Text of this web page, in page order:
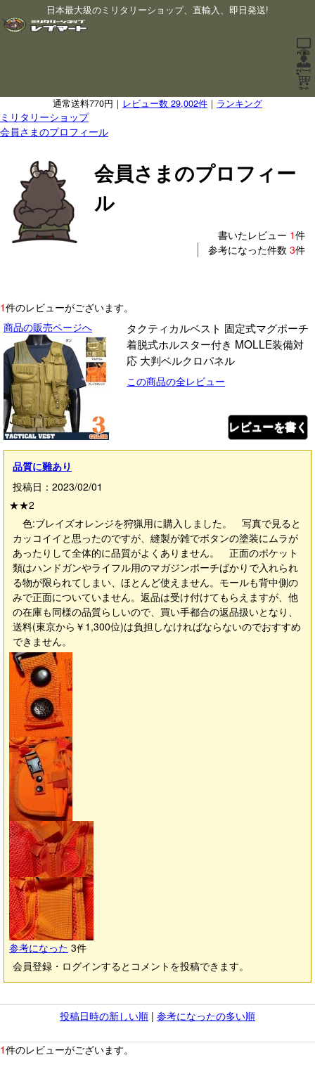
日本最大級のミリタリーショップ、直輸入、即日発送!
通常送料770円｜ レビュー数 29,002件 ｜ ランキング
ミリタリーショップ
会員さまのプロフィール
会員さまのプロフィー
ル
書いたレビュー 1件
参考になった件数 3件
1件のレビューがございます。
商品の販売ページへ
タクティカルベスト 固定式マグポーチ
着脱式ホルスター付き MOLLE装備対
応 大判ベルクロパネル
この商品の全レビュー
レビューを書く
品質に難あり
投稿日：2023/02/01
★★2
色:ブレイズオレンジを狩猟用に購入しました。 写真で見ると
カッコイイと思ったのですが、縫製が雑でボタンの塗装にムラが
あったりして全体的に品質がよくありません。 正面のポケット
類はハンドガンやライフル用のマガジンポーチばかりで入れられ
る物が限られてしまい、ほとんど使えません。モールも背中側の
みで正面についていません。返品は受け付けてもらえますが、他
の在庫も同様の品質らしいので、買い手都合の返品扱いとなり、
送料(東京から￥1,300位)は負担しなければならないのでおすすめ
できません。
参考になった 3件
会員登録・ログインするとコメントを投稿できます。
投稿日時の新しい順 | 参考になったの多い順
1件のレビューがございます。